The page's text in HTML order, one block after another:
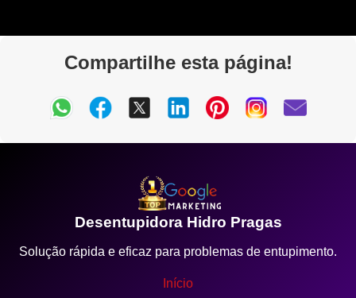
Compartilhe esta página!
Desentupidora Hidro Pragas
Solução rápida e eficaz para problemas de entupimento.
Início